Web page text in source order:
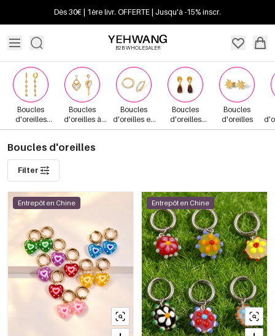
Dès 30€ | 1ère livr. OFFERTE | Jusqu'à -15% inscr.
B2B WHOLESALER
Boucles
d'oreilles
pendantes
Boucles
d'oreilles à
breloques
Boucles
d'oreilles en
anneau
Boucles
d'oreilles
tendance
Boucles
d'oreilles
Boucles d'oreilles
Filter
Entrepôt en Chine Entrepôt en Chine